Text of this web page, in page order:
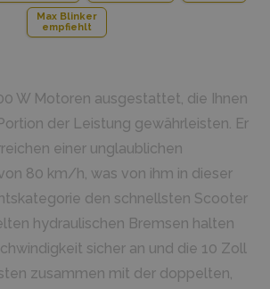
Max Blinker
empfiehlt
W Motoren ausgestattet, die Ihnen
der Leistung gewährleisten. Er
einer unglaublichen
80 km/h, was von ihm in dieser
den schnellsten Scooter
hydraulischen Bremsen halten
sicher an und die 10 Zoll
zusammen mit der doppelten,